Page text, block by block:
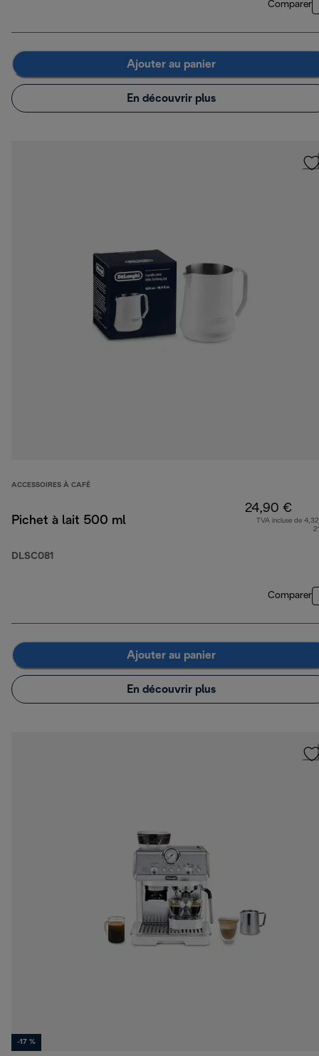
Comparer
Ajouter au panier
En découvrir plus
ACCESSOIRES À CAFÉ
Pichet à lait 500 ml
DLSC081
24,90 €
TVA incluse de
Comparer
Ajouter au panier
En découvrir plus
-17 %